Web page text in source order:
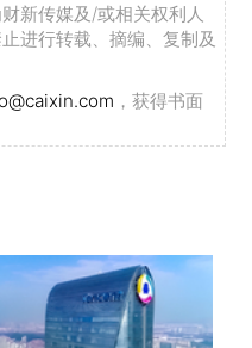
新传媒及/或相关权利人
进行转载、摘编、复制及
，获得书面